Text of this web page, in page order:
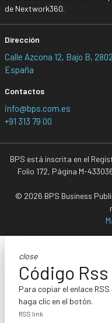
de Nextwork360.
Dirección
Calle Azcona 12, Bajo B,
España
Contactos
info@bps.com.es
+91 313 79 00
BPS está inscrita en el
Folio 172, Página M-
© 2026 BPS Business
close
Código Rss
Para copiar el enlace
haga clic en el botón.
RSS link